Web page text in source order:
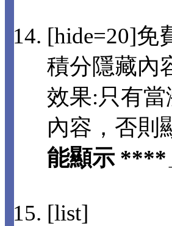
[hide=20]免
積分隱藏內
效果:只有
內容，否則
能顯示 ****
[list]